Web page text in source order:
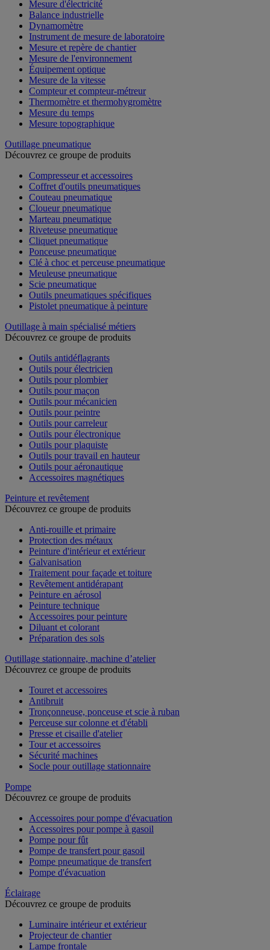
Mesure d'électricité
Balance industrielle
Dynamomètre
Instrument de mesure de laboratoire
Mesure et repère de chantier
Mesure de l'environnement
Équipement optique
Mesure de la vitesse
Compteur et compteur-métreur
Thermomètre et thermohygromètre
Mesure du temps
Mesure topographique
Outillage pneumatique
Découvrez ce groupe de produits
Compresseur et accessoires
Coffret d'outils pneumatiques
Couteau pneumatique
Cloueur pneumatique
Marteau pneumatique
Riveteuse pneumatique
Cliquet pneumatique
Ponceuse pneumatique
Clé à choc et perceuse pneumatique
Meuleuse pneumatique
Scie pneumatique
Outils pneumatiques spécifiques
Pistolet pneumatique à peinture
Outillage à main spécialisé métiers
Découvrez ce groupe de produits
Outils antidéflagrants
Outils pour électricien
Outils pour plombier
Outils pour maçon
Outils pour mécanicien
Outils pour peintre
Outils pour carreleur
Outils pour électronique
Outils pour plaquiste
Outils pour travail en hauteur
Outils pour aéronautique
Accessoires magnétiques
Peinture et revêtement
Découvrez ce groupe de produits
Anti-rouille et primaire
Protection des métaux
Peinture d'intérieur et extérieur
Galvanisation
Traitement pour façade et toiture
Revêtement antidérapant
Peinture en aérosol
Peinture technique
Accessoires pour peinture
Diluant et colorant
Préparation des sols
Outillage stationnaire, machine d’atelier
Découvrez ce groupe de produits
Touret et accessoires
Antibruit
Tronçonneuse, ponceuse et scie à ruban
Perceuse sur colonne et d'établi
Presse et cisaille d'atelier
Tour et accessoires
Sécurité machines
Socle pour outillage stationnaire
Pompe
Découvrez ce groupe de produits
Accessoires pour pompe d'évacuation
Accessoires pour pompe à gasoil
Pompe pour fût
Pompe de transfert pour gasoil
Pompe pneumatique de transfert
Pompe d'évacuation
Éclairage
Découvrez ce groupe de produits
Luminaire intérieur et extérieur
Projecteur de chantier
Lampe frontale